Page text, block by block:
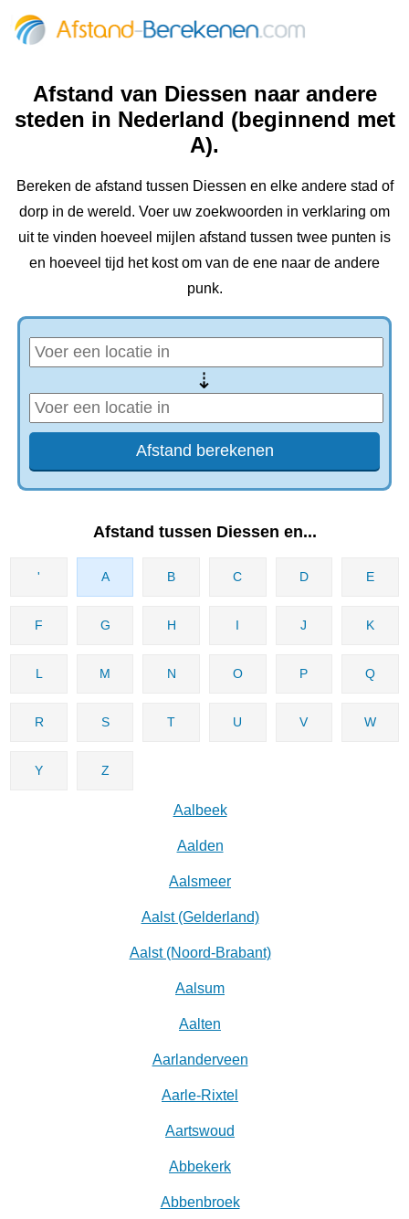
Afstand van Diessen naar andere
steden in Nederland (beginnend met
A).
Bereken de afstand tussen Diessen en elke andere stad of
dorp in de wereld. Voer uw zoekwoorden in verklaring om
uit te vinden hoeveel mijlen afstand tussen twee punten is
en hoeveel tijd het kost om van de ene naar de andere
punk.
⇢
Afstand tussen Diessen en...
' A B C D E
F G H I J K
L M N O P Q
R S T U V W
Y Z
Aalbeek
Aalden
Aalsmeer
Aalst (Gelderland)
Aalst (Noord-Brabant)
Aalsum
Aalten
Aarlanderveen
Aarle-Rixtel
Aartswoud
Abbekerk
Abbenbroek